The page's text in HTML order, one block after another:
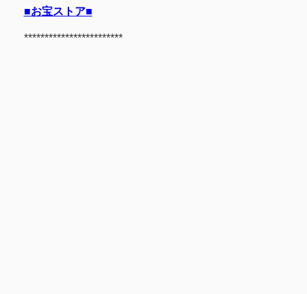
■お宝ストア■
************************